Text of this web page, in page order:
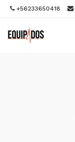
+56233650418